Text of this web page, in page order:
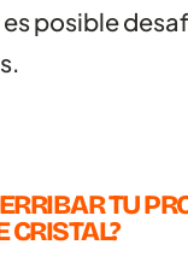
posible
TU
CRISTAL?